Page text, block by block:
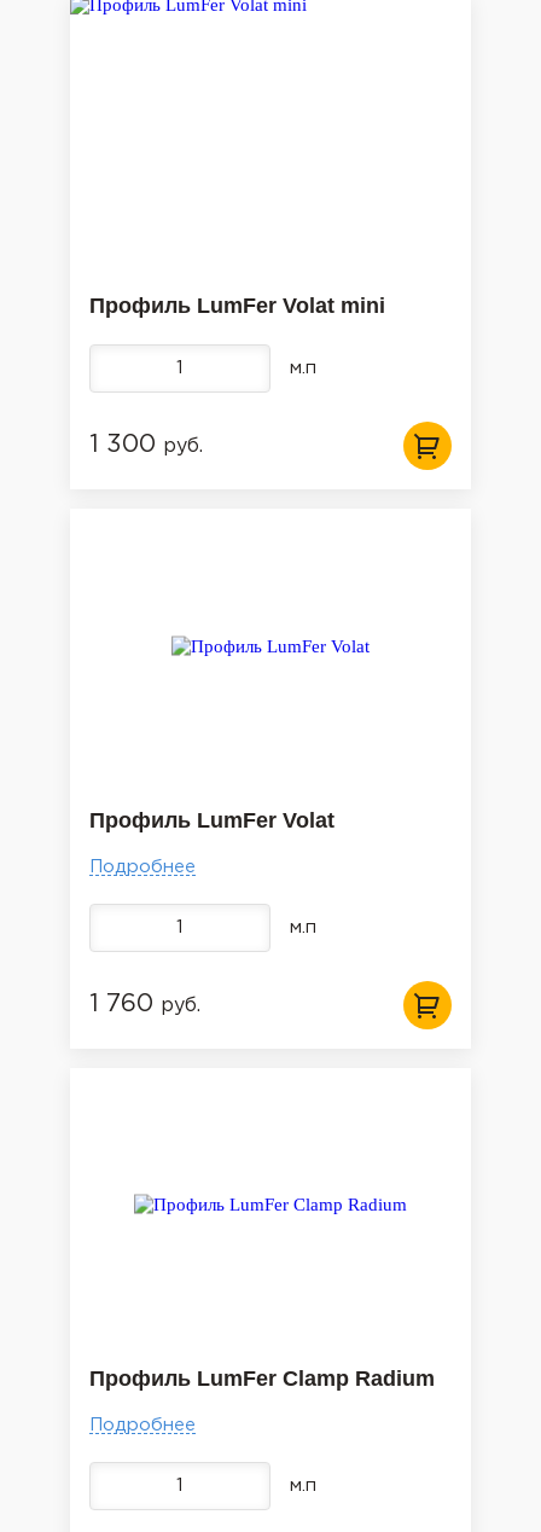
Профиль LumFer Volat mini
м.п
1 300 руб.
Профиль LumFer Volat
Подробнее
м.п
1 760 руб.
Профиль LumFer Clamp Radium
Подробнее
м.п